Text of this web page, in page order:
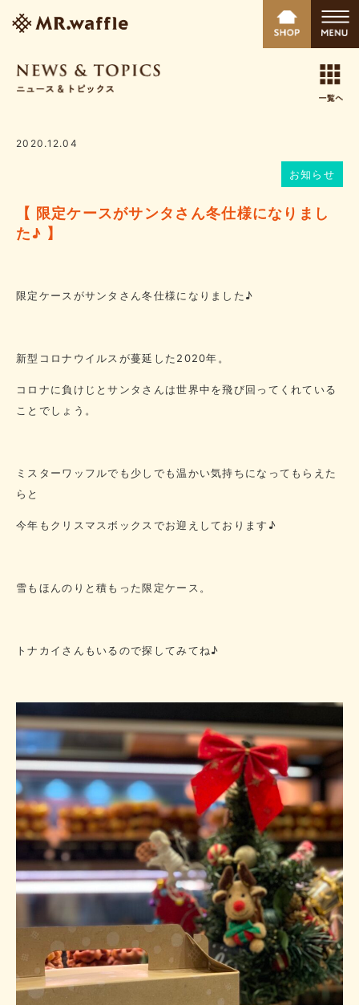
2020.12.04
お知らせ
【 限定ケースがサンタさん冬仕様になりまし
た♪ 】
限定ケースがサンタさん冬仕様になりました♪
新型コロナウイルスが蔓延した2020年。
コロナに負けじとサンタさんは世界中を飛び回ってくれている
ことでしょう。
ミスターワッフルでも少しでも温かい気持ちになってもらえた
らと
今年もクリスマスボックスでお迎えしております♪
雪もほんのりと積もった限定ケース。
トナカイさんもいるので探してみてね♪